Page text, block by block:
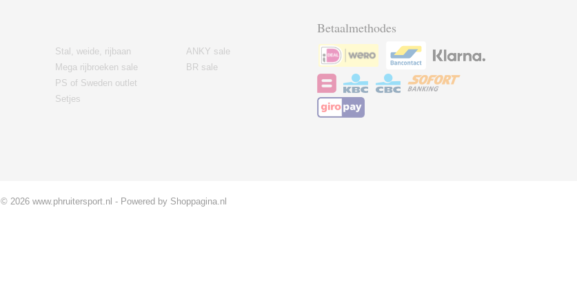
Stal, weide, rijbaan
Mega rijbroeken sale
PS of Sweden outlet
Setjes
ANKY sale
BR sale
Betaalmethodes
© 2026 www.phruitersport.nl - Powered by Shoppagina.nl